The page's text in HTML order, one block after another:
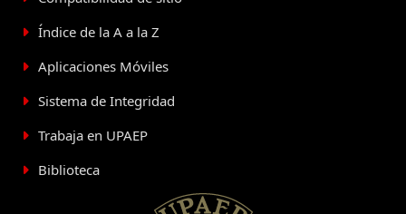
Índice de la A a la Z
Aplicaciones Móviles
Sistema de Integridad
Trabaja en UPAEP
Biblioteca